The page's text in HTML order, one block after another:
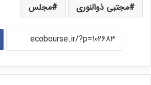
مجتبی ذوالنوری مجلس